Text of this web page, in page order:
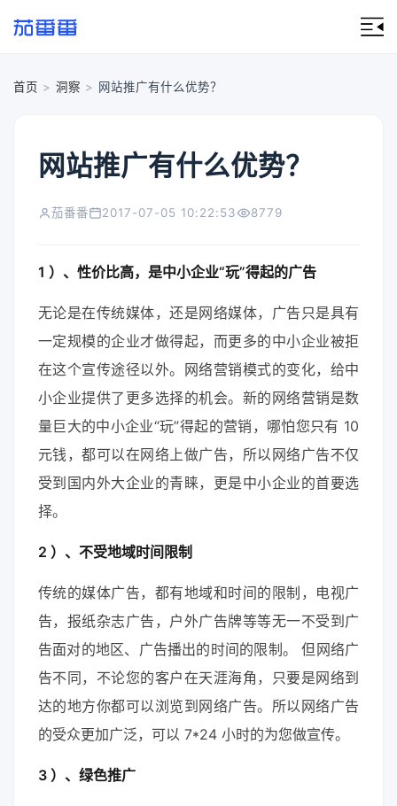
首页 > 洞察 > 网站推广有什么优势？
网站推广有什么优势？
茄番番 2017-07-05 10:22:53 8779
1 ）、性价比高，是中小企业“玩”得起的广告
无论是在传统媒体，还是网络媒体，广告只是具有
一定规模的企业才做得起，而更多的中小企业被拒
在这个宣传途径以外。网络营销模式的变化，给中
小企业提供了更多选择的机会。新的网络营销是数
量巨大的中小企业“玩”得起的营销，哪怕您只有 10
元钱，都可以在网络上做广告，所以网络广告不仅
受到国内外大企业的青睐，更是中小企业的首要选
择。
2 ）、不受地域时间限制
传统的媒体广告，都有地域和时间的限制，电视广
告，报纸杂志广告，户外广告牌等等无一不受到广
告面对的地区、广告播出的时间的限制。 但网络广
告不同，不论您的客户在天涯海角，只要是网络到
达的地方你都可以浏览到网络广告。所以网络广告
的受众更加广泛，可以 7*24 小时的为您做宣传。
3 ）、绿色推广